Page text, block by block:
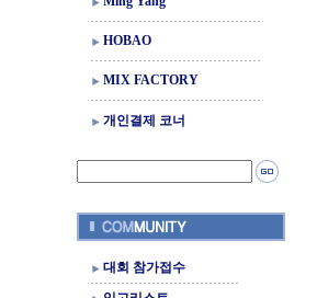
HOBAO
MIX FACTORY
개인결제 코너
대회 참가접수